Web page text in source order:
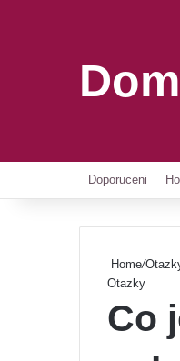
Doporuceni
Home/
Otazky
Co